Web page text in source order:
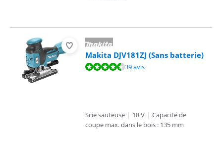
Makita DJV181ZJ (Sans batterie)
La note est de 9,4 sur 10, basée sur 39 avis.39 avis
Scie sauteuse | 18 V | Capacité de
coupe max. dans le bois : 135 mm